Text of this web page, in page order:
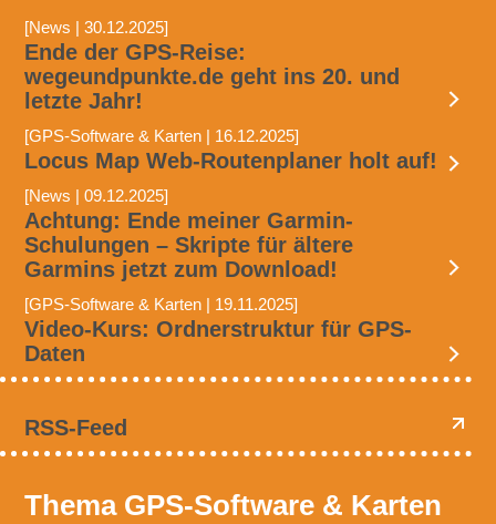
[News | 30.12.2025]
Ende der GPS-Reise:
wegeundpunkte.de geht ins 20. und
letzte Jahr!
[GPS-Software & Karten | 16.12.2025]
Locus Map Web-Routenplaner holt auf!
[News | 09.12.2025]
Achtung: Ende meiner Garmin-
Schulungen – Skripte für ältere
Garmins jetzt zum Download!
[GPS-Software & Karten | 19.11.2025]
Video-Kurs: Ordnerstruktur für GPS-
Daten
RSS-Feed
Thema GPS-Software & Karten